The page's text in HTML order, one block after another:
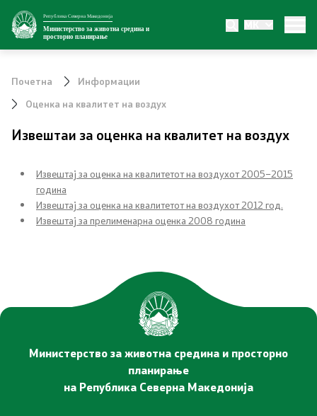
Република Северна Македонија
Министерство за животна средина и
просторно планирање
MK
Министерство
Внатрешна организација
Сектори
Органи во состав
Транспарентност
Промотивни материјали
Позитивна промена
Почетна
Информации
Оценка на квалитет на воздух
Извештаи за оценка на квалитет на воздух
Извештај за оценка на квалитетот на воздухот 2005–2015
година
Извештај за оценка на квалитетот на воздухот 2012 год.
Извештај за прелименарна оценка 2008 година
Министерство за животна средина и просторно
планирање
на Република Северна Македонија